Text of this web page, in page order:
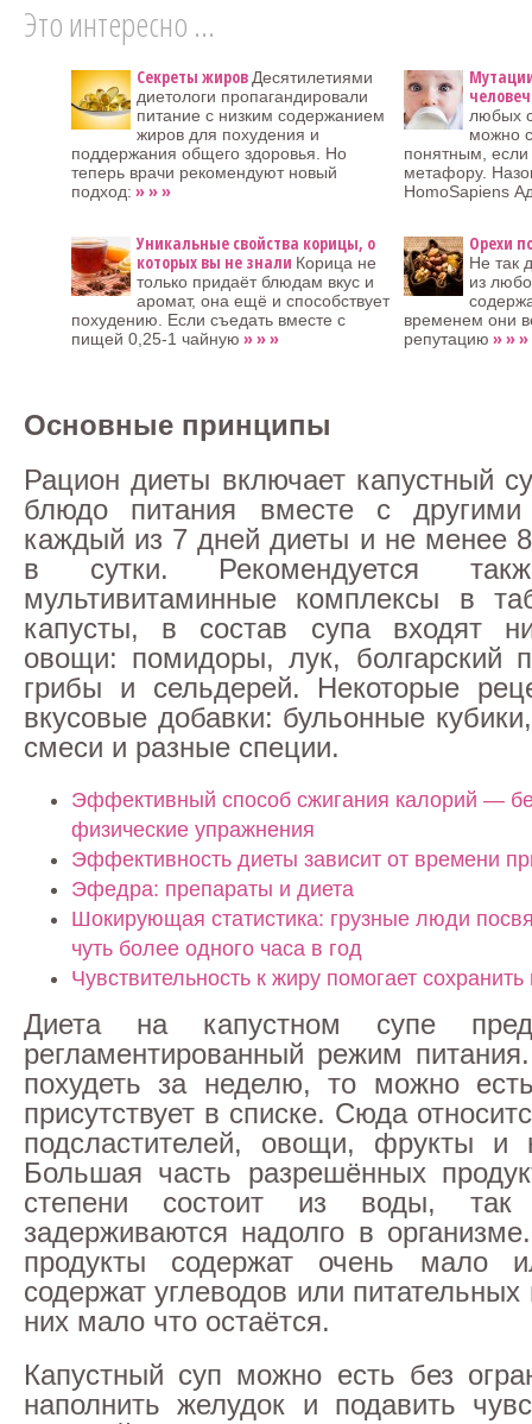
Это интересно ...
Секреты жиров Десятилетиями
диетологи пропагандировали
питание с низким содержанием
жиров для похудения и
поддержания общего здоровья. Но
теперь врачи рекомендуют новый
подход: » » »
любых
можно
понятным,
метафору.
HomoSapiens
Уникальные свойства корицы, о
которых вы не знали Корица не
только придаёт блюдам вкус и
аромат, она ещё и способствует
похудению. Если съедать вместе с
пищей 0,25-1 чайную » » »
Орехи
Не так
из
временем они
репутацию » » »
Основные принципы
Рацион диеты включает капустный
блюдо питания вместе с
каждый из 7 дней диеты и не менее
в сутки. Рекомендуется
мультивитаминные комплексы в
капусты, в состав супа входят
овощи: помидоры, лук, болгарский
грибы и сельдерей. Некоторые
вкусовые добавки: бульонные
смеси и разные специи.
Эффективный способ сжигания калорий —
физические упражнения
Эффективность диеты зависит от времени
Эфедра: препараты и диета
Шокирующая статистика: грузные люди
чуть более одного часа в год
Чувствительность к жиру помогает
Диета на капустном супе
регламентированный режим
похудеть за неделю, то можно
присутствует в списке. Сюда
подсластителей, овощи, фрукты и
Большая часть разрешённых
степени состоит из воды,
задерживаются надолго в
продукты содержат очень мало
содержат углеводов или
них мало что остаётся.
Капустный суп можно есть без
наполнить желудок и подавить